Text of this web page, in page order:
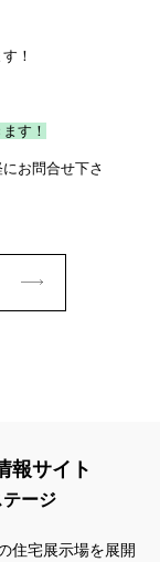
！
す！
お問合せ下さ
報サイト
ージ
住宅展示場を展開